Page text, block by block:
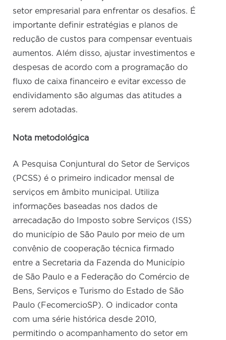
setor empresarial para enfrentar os desafios. É
importante definir estratégias e planos de
redução de custos para compensar eventuais
aumentos. Além disso, ajustar investimentos e
despesas de acordo com a programação do
fluxo de caixa financeiro e evitar excesso de
endividamento são algumas das atitudes a
serem adotadas.
Nota metodológica
A Pesquisa Conjuntural do Setor de Serviços
(PCSS) é o primeiro indicador mensal de
serviços em âmbito municipal. Utiliza
informações baseadas nos dados de
arrecadação do Imposto sobre Serviços (ISS)
do município de São Paulo por meio de um
convênio de cooperação técnica firmado
entre a Secretaria da Fazenda do Município
de São Paulo e a Federação do Comércio de
Bens, Serviços e Turismo do Estado de São
Paulo (FecomercioSP). O indicador conta
com uma série histórica desde 2010,
permitindo o acompanhamento do setor em